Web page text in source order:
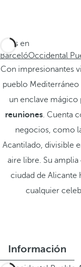
Estás en
BarcelóOccidental
Con impresionantes
pueblo
un enclave mágico
reuniones. Cuenta
negocios, como
Acantilado, divisible
aire libre. Su
ciudad de Alicante
cualquier
Información